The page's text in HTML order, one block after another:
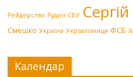
Рейдерство Рудич СБУ
Смешко Україна Укрзалізниця ФСБ
Календар